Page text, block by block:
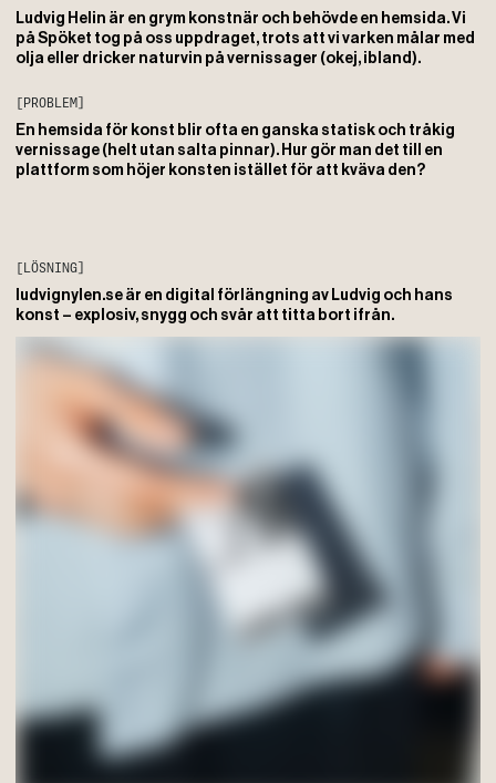
Ludvig Helin är en grym konstnär och behövde en hemsida. Vi
på Spöket tog på oss uppdraget, trots att vi varken målar med
olja eller dricker naturvin på vernissager (okej, ibland).
[PROBLEM]
En hemsida för konst blir ofta en ganska statisk och tråkig
vernissage (helt utan salta pinnar). Hur gör man det till en
plattform som höjer konsten istället för att kväva den?
[LÖSNING]
ludvignylen.se är en digital förlängning av Ludvig och hans
konst – explosiv, snygg och svår att titta bort ifrån.